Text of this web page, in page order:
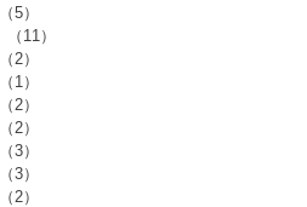
（5）
（11）
（2）
（1）
（2）
（2）
（3）
（3）
（2）